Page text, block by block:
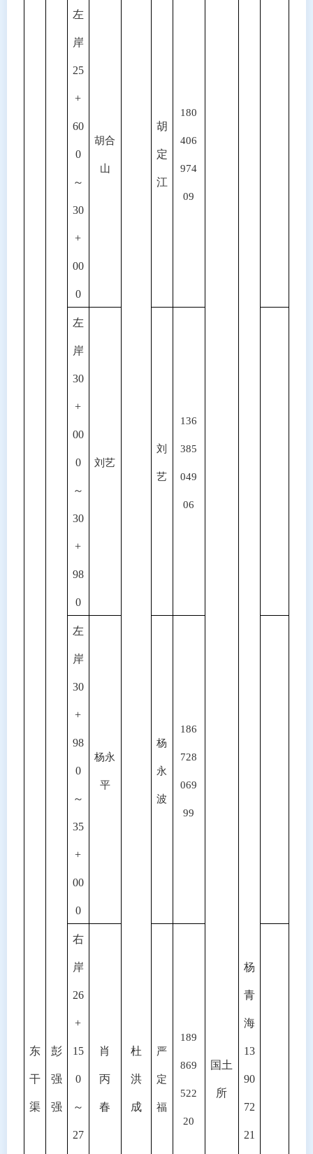
东
干
渠
彭
强
强
杜
洪
成
国土
所
杨
青
海
13
90
72
21
左
岸
25
+
60
0
～
30
+
00
0
胡合
山
胡
定
江
180
406
974
09
左
岸
30
+
00
0
～
30
+
98
0
刘艺
刘
艺
136
385
049
06
左
岸
30
+
98
0
～
35
+
00
0
杨永
平
杨
永
波
186
728
069
99
右
岸
26
+
15
0
～
27
肖
丙
春
严
定
福
189
869
522
20